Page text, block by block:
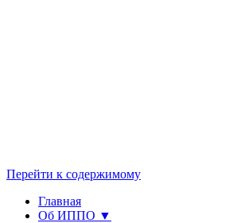
Перейти к содержимому
Главная
Об ИППО ▼